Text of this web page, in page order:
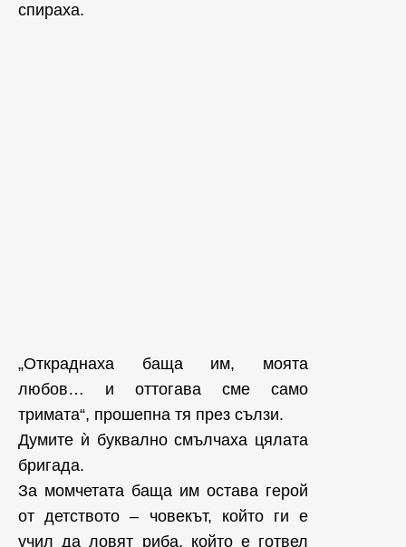
спираха.
„Откраднаха баща им, моята
любов… и оттогава сме само
тримата“, прошепна тя през сълзи.
Думите ѝ буквално смълчаха цялата
бригада.
За момчетата баща им остава герой
от детството – човекът, който ги е
учил да ловят риба, който е готвел